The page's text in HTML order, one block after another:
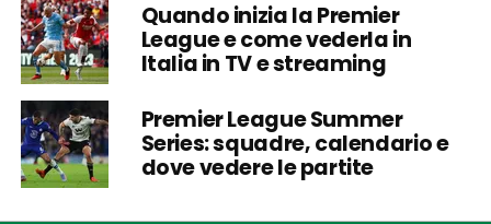
Quando inizia la Premier
League e come vederla in
Italia in TV e streaming
Premier League Summer
Series: squadre, calendario e
dove vedere le partite